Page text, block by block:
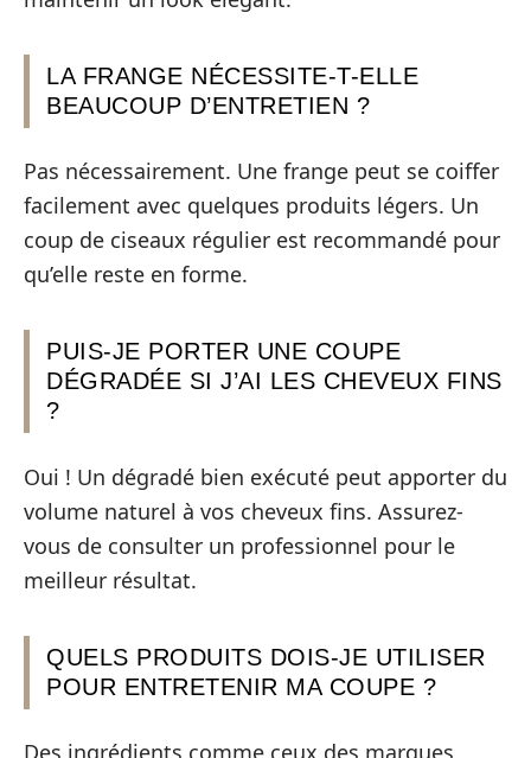
LA FRANGE NÉCESSITE-T-ELLE
BEAUCOUP D’ENTRETIEN ?
Pas nécessairement. Une frange peut se coiffer
facilement avec quelques produits légers. Un
coup de ciseaux régulier est recommandé pour
qu’elle reste en forme.
PUIS-JE PORTER UNE COUPE
DÉGRADÉE SI J’AI LES CHEVEUX FINS
?
Oui ! Un dégradé bien exécuté peut apporter du
volume naturel à vos cheveux fins. Assurez-
vous de consulter un professionnel pour le
meilleur résultat.
QUELS PRODUITS DOIS-JE UTILISER
POUR ENTRETENIR MA COUPE ?